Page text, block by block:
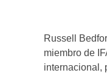
Russell
miembro de
internacional,